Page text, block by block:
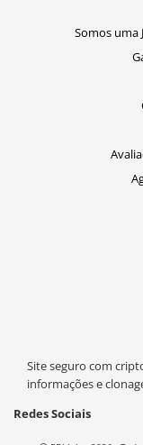
Somos uma
Site seguro com
informações e
Redes Sociais